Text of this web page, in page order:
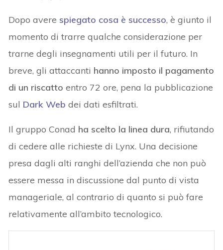
Dopo avere spiegato cosa è successo, è giunto il
momento di trarre qualche considerazione per
trarne degli insegnamenti utili per il futuro. In
breve, gli attaccanti hanno imposto il pagamento
di un riscattoentro 72 ore, pena la pubblicazione
sul Dark Web dei dati esfiltrati.
Il gruppo Conad ha scelto la linea dura, rifiutando
di cedere alle richieste di Lynx. Una decisione
presa dagli alti ranghi dell’azienda che non può
essere messa in discussione dal punto di vista
manageriale, al contrario di quanto si può fare
relativamente all’ambito tecnologico.